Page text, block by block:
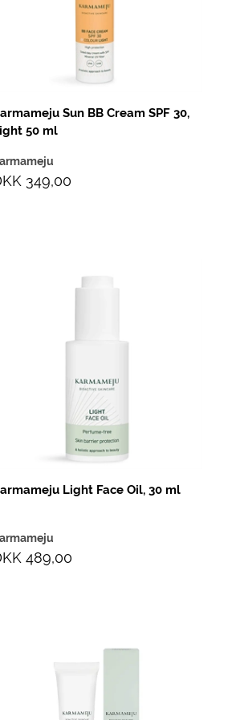
Sun BB Cream SPF 30,
50 ml
349,00
Light Face Oil, 30 ml
489,00